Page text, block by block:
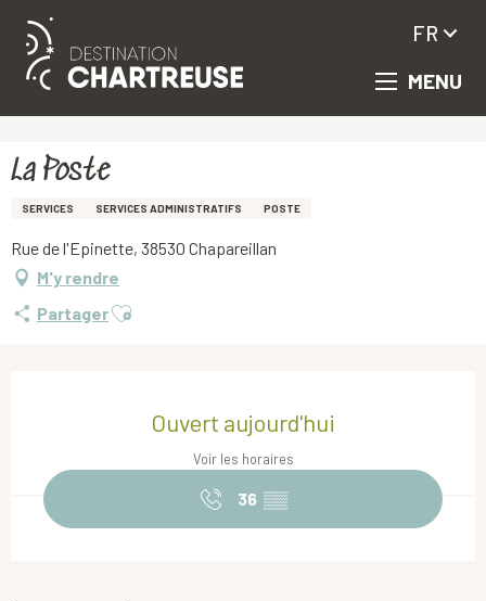
Aller
principal
MENU
FR
La Poste
SERVICES SERVICES ADMINISTRATIFS POSTE
Rue de l'Epinette, 38530 Chapareillan
M'y rendre
PartagerAjouter aux favoris
Ouvert aujourd'hui
Voir les horaires
36 ▒▒